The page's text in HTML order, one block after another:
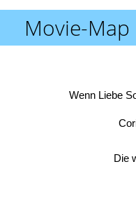
Movie-Map
Wenn Liebe
Die